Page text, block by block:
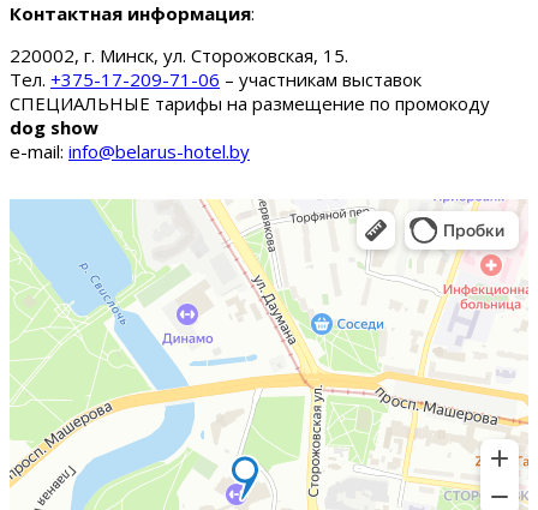
Контактная информация:
220002, г. Минск, ул. Сторожовская, 15.
Тел. +375-17-209-71-06 – участникам выставок
СПЕЦИАЛЬНЫЕ тарифы на размещение по промокоду
dog show
e-mail: info@belarus-hotel.by